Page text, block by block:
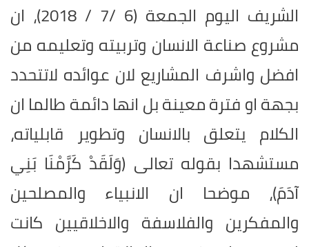
الشريف اليوم الجمعة (6 /7 / 2018)، ان
مشروع صناعة الانسان وتربيته وتعليمه من
افضل واشرف المشاريع لان عوائده لاتتحدد
بجهة او فترة معينة بل انها دائمة طالما ان
الكلام يتعلق بالانسان وتطوير قابلياته،
مستشهدا بقوله تعالى (وَلَقَدْ كَرَّمْنَا بَنِي
آدَمَ)، موضحا ان الانبياء والمصلحين
والمفكرين والفلاسفة والاخلاقيين كانت